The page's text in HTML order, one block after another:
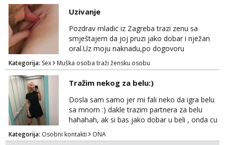
Uzivanje
Pozdrav mladic iz Zagreba trazi zenu sa
smještajem da joj pruzi jako dobar i nježan
oral.Uz moju naknadu,po dogovoru
.Diskrecija osigurana.
Kategorija: Sex Muška osoba traži žensku osobu
Tražim nekog za belu:)
Dosla sam samo jer mi fali neko da igra belu
sa mnom :) dakle trazim partnera za belu
hahahah, ak si bas jako dobar u beli , onda cu
razmislit za dalje Klikni na link ispod i nadji me
tamo, cekam te!
Kategorija: Osobni kontakti ONA